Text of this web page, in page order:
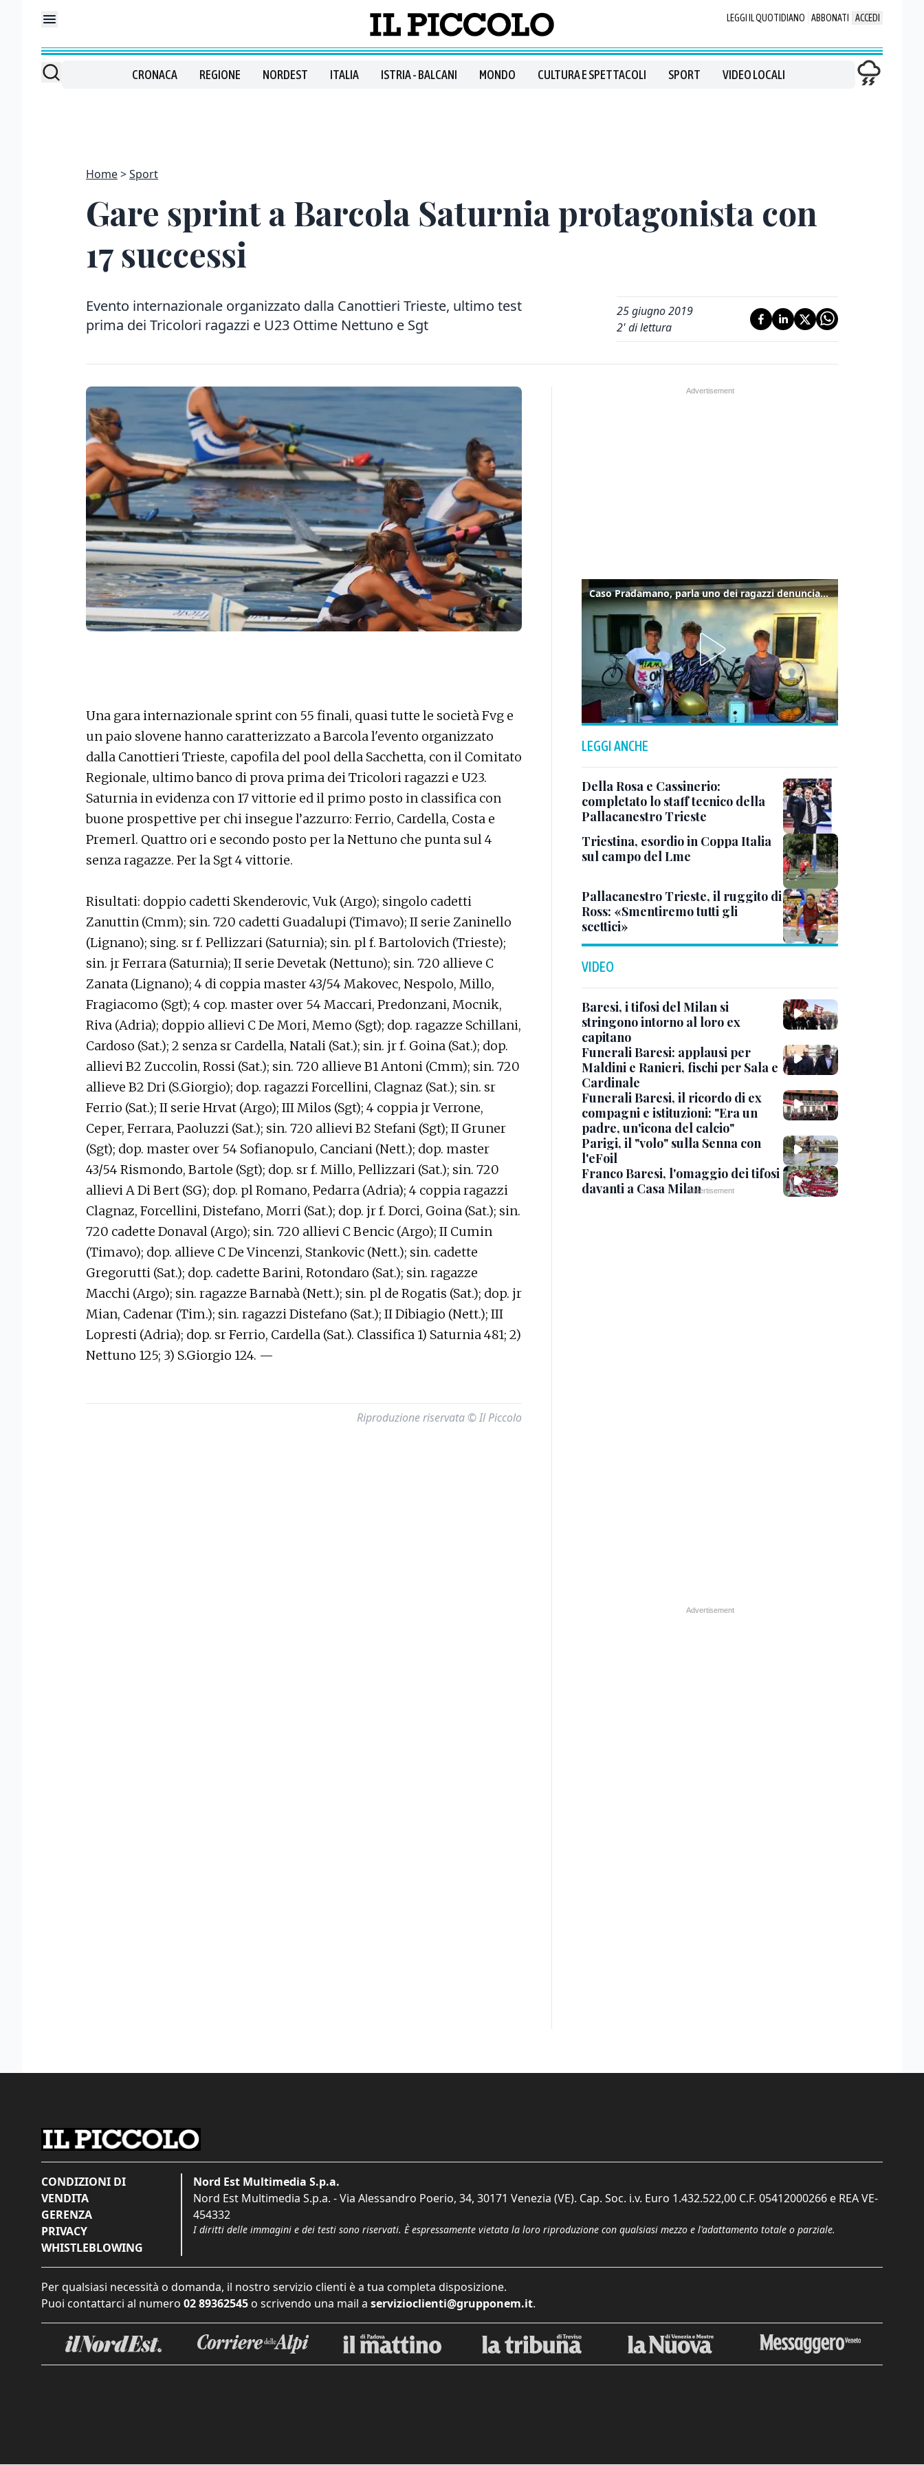
LEGGI IL QUOTIDIANO ABBONATI ACCEDI
CRONACA REGIONE NORDEST ITALIA ISTRIA - BALCANI MONDO CULTURA E SPETTACOLI SPORT VIDEO LOCALI
Home Sport
Gare sprint a Barcola Saturnia protagonista con
17 successi
Evento internazionale organizzato dalla Canottieri Trieste, ultimo test
prima dei Tricolori ragazzi e U23 Ottime Nettuno e Sgt
25 giugno 2019
2' di lettura
Una gara internazionale sprint con 55 finali, quasi tutte le società Fvg e
un paio slovene hanno caratterizzato a Barcola l'evento organizzato
dalla Canottieri Trieste, capofila del pool della Sacchetta, con il Comitato
Regionale, ultimo banco di prova prima dei Tricolori ragazzi e U23.
Saturnia in evidenza con 17 vittorie ed il primo posto in classifica con
buone prospettive per chi insegue l’azzurro: Ferrio, Cardella, Costa e
Premerl. Quattro ori e secondo posto per la Nettuno che punta sul 4
senza ragazze. Per la Sgt 4 vittorie.
Risultati: doppio cadetti Skenderovic, Vuk (Argo); singolo cadetti
Zanuttin (Cmm); sin. 720 cadetti Guadalupi (Timavo); II serie Zaninello
(Lignano); sing. sr f. Pellizzari (Saturnia); sin. pl f. Bartolovich (Trieste);
sin. jr Ferrara (Saturnia); II serie Devetak (Nettuno); sin. 720 allieve C
Zanata (Lignano); 4 di coppia master 43/54 Makovec, Nespolo, Millo,
Fragiacomo (Sgt); 4 cop. master over 54 Maccari, Predonzani, Mocnik,
Riva (Adria); doppio allievi C De Mori, Memo (Sgt); dop. ragazze Schillani,
Cardoso (Sat.); 2 senza sr Cardella, Natali (Sat.); sin. jr f. Goina (Sat.); dop.
allievi B2 Zuccolin, Rossi (Sat.); sin. 720 allieve B1 Antoni (Cmm); sin. 720
allieve B2 Dri (S.Giorgio); dop. ragazzi Forcellini, Clagnaz (Sat.); sin. sr
Ferrio (Sat.); II serie Hrvat (Argo); III Milos (Sgt); 4 coppia jr Verrone,
Ceper, Ferrara, Paoluzzi (Sat.); sin. 720 allievi B2 Stefani (Sgt); II Gruner
(Sgt); dop. master over 54 Sofianopulo, Canciani (Nett.); dop. master
43/54 Rismondo, Bartole (Sgt); dop. sr f. Millo, Pellizzari (Sat.); sin. 720
allievi A Di Bert (SG); dop. pl Romano, Pedarra (Adria); 4 coppia ragazzi
Clagnaz, Forcellini, Distefano, Morri (Sat.); dop. jr f. Dorci, Goina (Sat.); sin.
720 cadette Donaval (Argo); sin. 720 allievi C Bencic (Argo); II Cumin
(Timavo); dop. allieve C De Vincenzi, Stankovic (Nett.); sin. cadette
Gregorutti (Sat.); dop. cadette Barini, Rotondaro (Sat.); sin. ragazze
Macchi (Argo); sin. ragazze Barnabà (Nett.); sin. pl de Rogatis (Sat.); dop. jr
Mian, Cadenar (Tim.); sin. ragazzi Distefano (Sat.); II Dibiagio (Nett.); III
Lopresti (Adria); dop. sr Ferrio, Cardella (Sat.). Classifica 1) Saturnia 481; 2)
Nettuno 125; 3) S.Giorgio 124. —
Riproduzione riservata © Il Piccolo
Caso Pradamano, parla uno dei ragazzi denunciati per la limonata: "Volevo anche aiutare i miei"
LEGGI ANCHE
Della Rosa e Cassinerio:
completato lo staff tecnico della
Pallacanestro Trieste
Triestina, esordio in Coppa Italia
sul campo del Lme
Pallacanestro Trieste, il ruggito di
Ross: «Smentiremo tutti gli
scettici»
VIDEO
Baresi, i tifosi del Milan si
stringono intorno al loro ex
capitano
Funerali Baresi: applausi per
Maldini e Ranieri, fischi per Sala e
Cardinale
Funerali Baresi, il ricordo di ex
compagni e istituzioni: "Era un
padre, un'icona del calcio"
Parigi, il "volo" sulla Senna con
l'eFoil
Franco Baresi, l'omaggio dei tifosi
davanti a Casa Milan
CONDIZIONI DI
VENDITA
GERENZA
PRIVACY
WHISTLEBLOWING
Nord Est Multimedia S.p.a.
Nord Est Multimedia S.p.a. - Via Alessandro Poerio, 34, 30171 Venezia (VE). Cap. Soc. i.v. Euro 1.432.522,00 C.F. 05412000266 e REA VE-
454332
I diritti delle immagini e dei testi sono riservati. È espressamente vietata la loro riproduzione con qualsiasi mezzo e l'adattamento totale o parziale.
Per qualsiasi necessità o domanda, il nostro servizio clienti è a tua completa disposizione.
Puoi contattarci al numero 02 89362545 o scrivendo una mail a servizioclienti@grupponem.it.